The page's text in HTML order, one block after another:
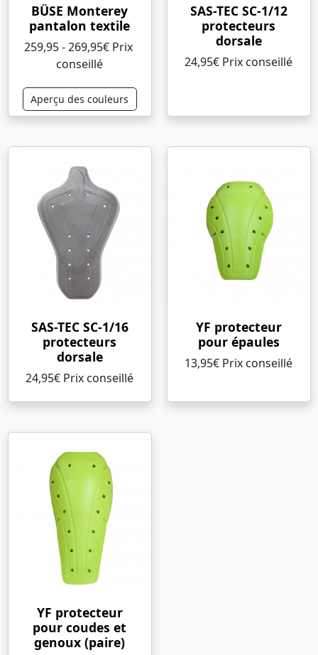
BÜSE Monterey
pantalon textile
259,95 - 269,95€ Prix ​​
conseillé
Aperçu des couleurs
SAS-TEC SC-1/12
protecteurs
dorsale
24,95€ Prix ​​conseillé
SAS-TEC SC-1/16
protecteurs
dorsale
24,95€ Prix ​​conseillé
YF protecteur
pour épaules
13,95€ Prix ​​conseillé
YF protecteur
pour coudes et
genoux (paire)